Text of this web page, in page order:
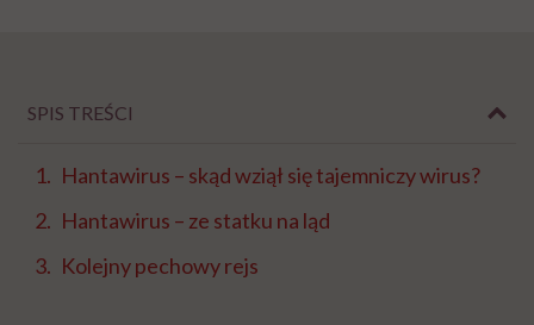
SPIS TREŚCI
Hantawirus – skąd wziął się tajemniczy wirus?
Hantawirus – ze statku na ląd
Kolejny pechowy rejs